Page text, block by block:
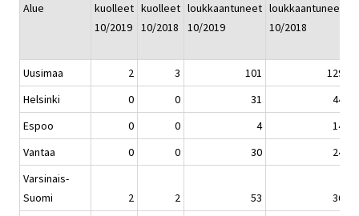
Alue
kuolleet
10/2019
kuolleet
10/2018
loukkaantuneet
10/2019
loukkaantuneet
10/2018
Uusimaa
2 3 101
129
Helsinki
0 0 31
44
Espoo
0 0 4
14
Vantaa
0 0 30
24
Varsinais-
Suomi
2 2 53
36